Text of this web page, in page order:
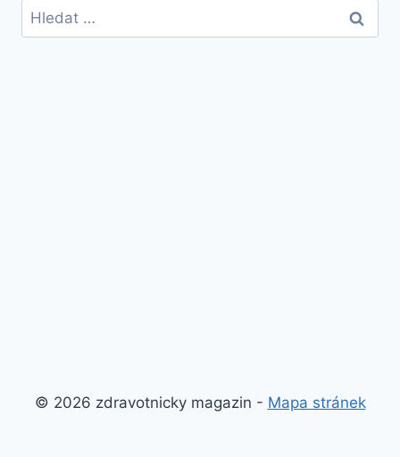
Vyhledávání
© 2026 zdravotnicky magazin - Mapa stránek